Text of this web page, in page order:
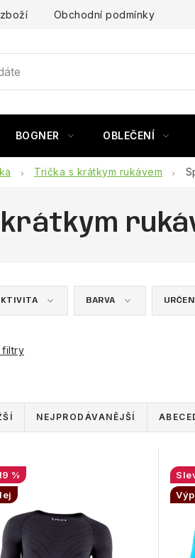
Obchodní podmínky
BOGNER OBLEČENÍ
Trička s krátkym rukávem
BARVA
filtry
NEJPRODÁVANĚJŠÍ
%